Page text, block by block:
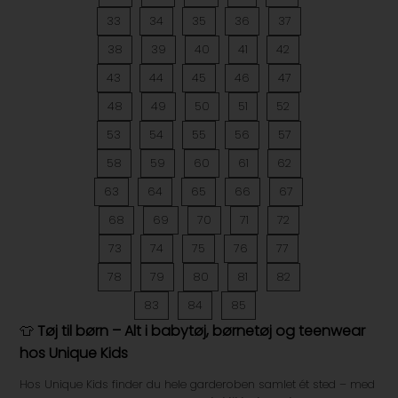
33
34 35 36
37
38
39 40 41
42
43
44 45 46
47
48
49 50 51
52
53
54 55 56
57
58
59 60 61
62
63
64 65 66
67
68
69 70 71
72
73
74 75 76
77
78
79 80 81
82
83
84 85
👕 Tøj til børn – Alt i babytøj, børnetøj og teenwear
hos Unique Kids
Hos Unique Kids finder du hele garderoben samlet ét sted – med